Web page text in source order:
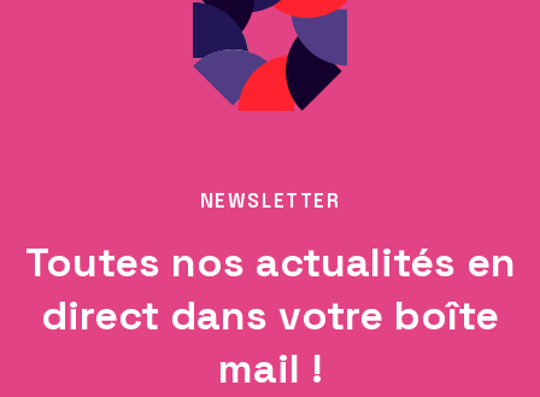
NEWSLETTER
Toutes nos actualités en
direct dans votre boîte
mail !